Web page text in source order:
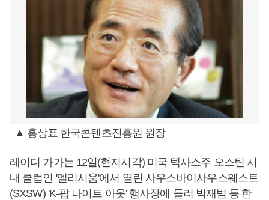
▲ 홍상표 한국콘텐츠진흥원 원장
레이디 가가는 12일(현지시각) 미국 텍사스주 오스틴 시
내 클럽인 '엘리시움'에서 열린 사우스바이사우스웨스트
(SXSW) 'K-팝 나이트 아웃' 행사장에 들러 박재범 등 한